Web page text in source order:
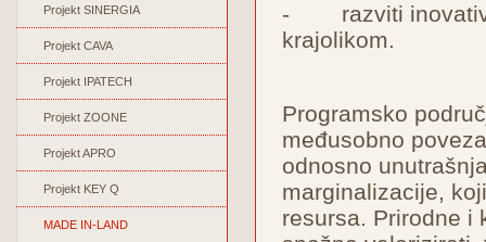
Projekt SINERGIA
Projekt CAVA
Projekt IPATECH
Projekt ZOONE
Projekt APRO
Projekt KEY Q
MADE IN-LAND
- razviti
krajolikom.
Programsko
međusobno
odnosno
marginalizacije,
resursa. Prirodne i